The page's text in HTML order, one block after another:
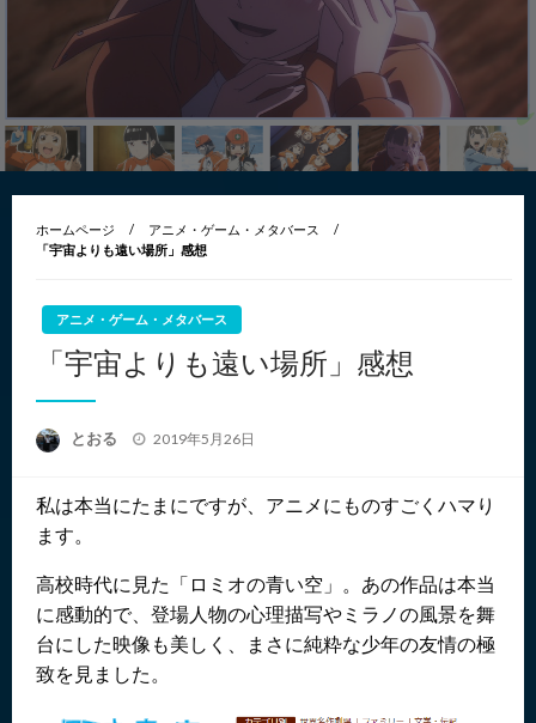
ホームページ
アニメ・ゲーム・メタバース
「宇宙よりも遠い場所」感想
アニメ・ゲーム・メタバース
「宇宙よりも遠い場所」感想
とおる
投
2019年5月26日
私は本当にたまにですが、アニメにものすごくハマり
ます。
高校時代に見た「ロミオの青い空」。あの作品は本当
に感動的で、登場人物の心理描写やミラノの風景を舞
台にした映像も美しく、まさに純粋な少年の友情の極
致を見ました。